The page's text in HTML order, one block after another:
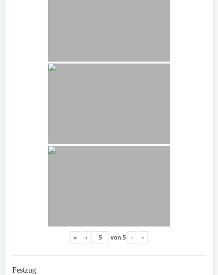
« ‹ von 5 › »
Festzug